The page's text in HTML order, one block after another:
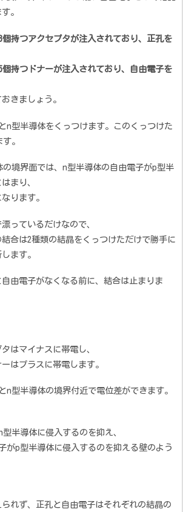
。
持つアクセプタが注入されており、正孔を
持つドナーが注入されており、自由電子を
きましょう。
n型半導体をくっつけます。このくっつけた
。
境界面では、n型半導体の自由電子がp型半
まり、
ります。
っているだけなので、
合は2種類の結晶をくっつけただけで勝手に
ます。
由電子がなくなる前に、結合は止まりま
はマイナスに帯電し、
はプラスに帯電します。
n型半導体の境界付近で電位差ができます。
半導体に侵入するのを抑え、
がp型半導体に侵入するのを抑える壁のよう
れず、正孔と自由電子はそれぞれの結晶の